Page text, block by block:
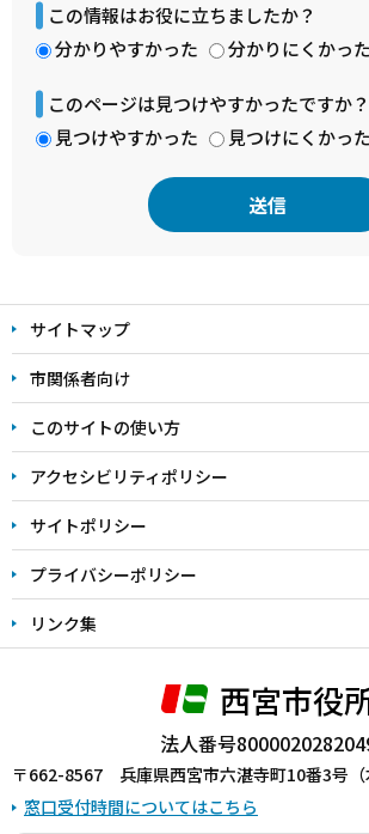
この情報はお役に立ちましたか？
分かりやすかった
分かりにくかった
このページは見つけやすかったですか？
見つけやすかった
見つけにくかった
文
こ
こ
ま
で
サイトマップ
市関係者向け
このサイトの使い方
アクセシビリティポリシー
サイトポリシー
プライバシーポリシー
リンク集
西宮市役
法人番号
〒662-8567 兵庫県西宮市六湛寺町10番3号（
窓口受付時間についてはこちら